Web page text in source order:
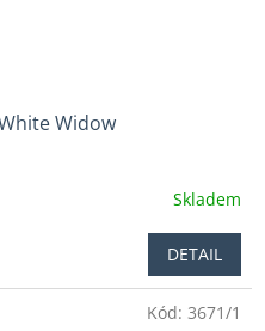
Widow
Skladem
DETAIL
Kód: 3671/1